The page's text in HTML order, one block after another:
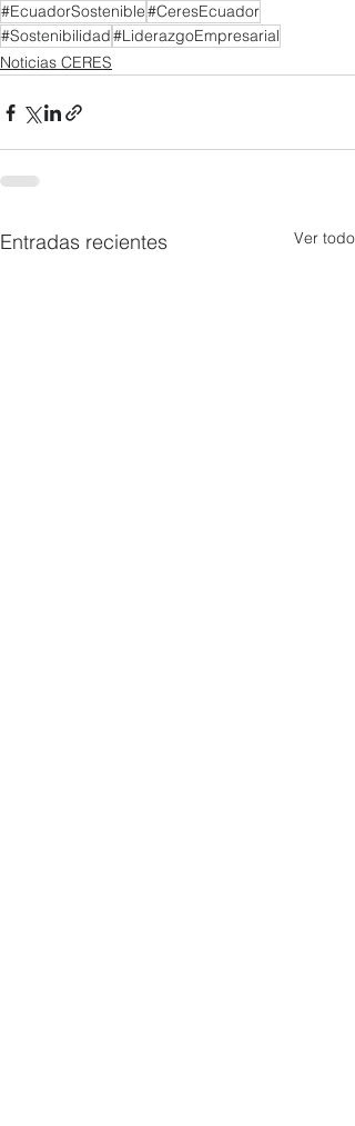
#EcuadorSostenible#CeresEcuador
#Sostenibilidad#LiderazgoEmpresarial
Noticias CERES
Entradas recientes Ver todo